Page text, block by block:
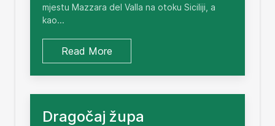
mjestu Mazzara del Valla na otoku Siciliji, a
kao...
Read More
Dragočaj župa